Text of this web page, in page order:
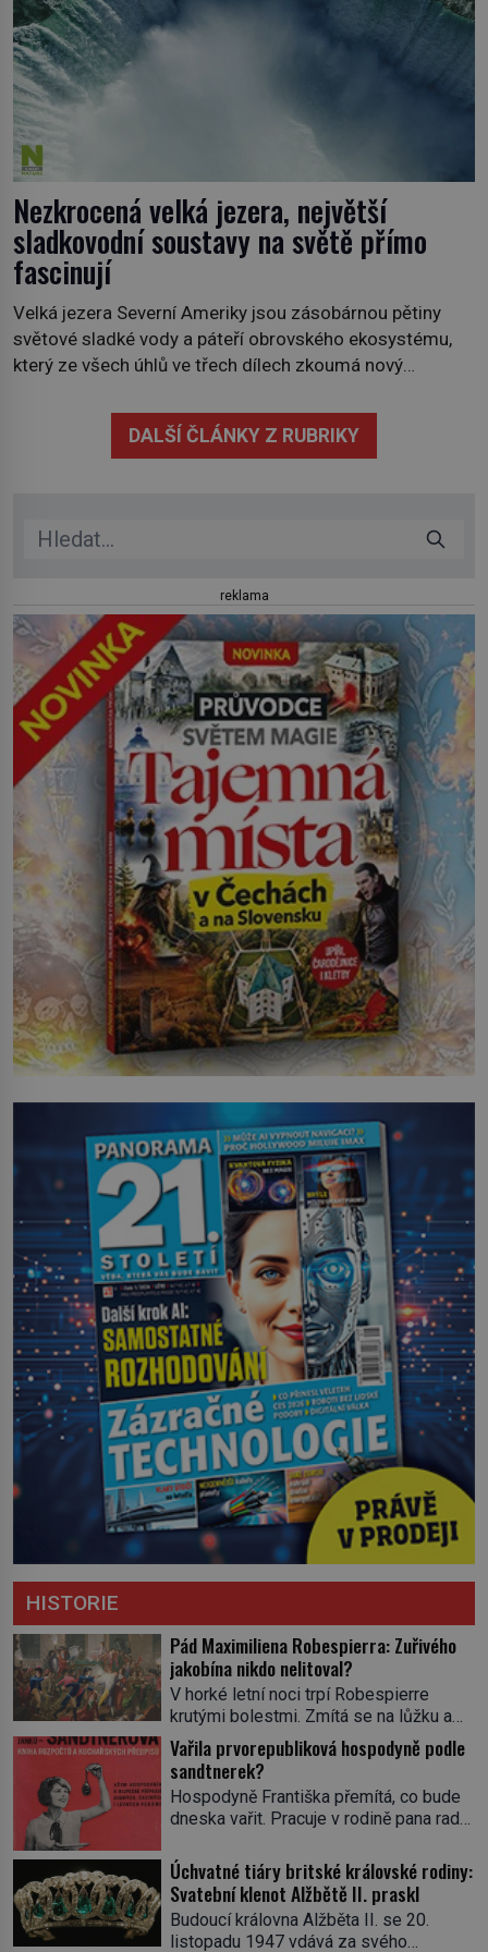
Nezkrocená velká jezera, největší
sladkovodní soustavy na světě přímo
fascinují
Velká jezera Severní Ameriky jsou zásobárnou pětiny
světové sladké vody a páteří obrovského ekosystému,
který ze všech úhlů ve třech dílech zkoumá nový
premiéře jej uvidíte na Viasat Nature v pondělí 5.
července. Hořejší jezero, Huronské jezero, Michiganské
DALŠÍ ČLÁNKY Z RUBRIKY
reklama
HISTORIE
Pád Maximiliena Robespierra: Zuřivého
jakobína nikdo nelitoval?
V horké letní noci trpí Robespierre
krutými bolestmi. Zmítá se na lůžku a
hlavou mu víří kolotoč myšlenek. Když
se probere z mdlob, vzpomene si na
jednu z pařížských jasnovidek, kterou
před lety navštívil. Prorokovala mu
tragický osud. Tehdy se jí vysmál.
prohlásil o něm jiný významný
francouzský revolucionář, Honoré de
Mirabeau […]
Vařila prvorepubliková hospodyně podle
sandtnerek?
Hospodyně Františka přemítá, co bude
dneska vařit. Pracuje v rodině pana rady
rychle v jedné ze „sandtnerek“.
„Zaplaťpánbůh, že už nemusíme chodit
s lístky,“ povzdechne si směrem ke
služce, kterou má v kuchyni k ruce.
Úchvatné tiáry britské královské rodiny:
Svatební klenot Alžbětě II. praskl
Budoucí královna Alžběta II. se 20.
listopadu 1947 vdává za svého